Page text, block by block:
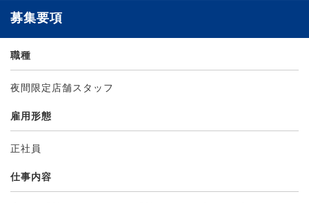
募集要項
職種
夜間限定店舗スタッフ
雇用形態
正社員
仕事内容